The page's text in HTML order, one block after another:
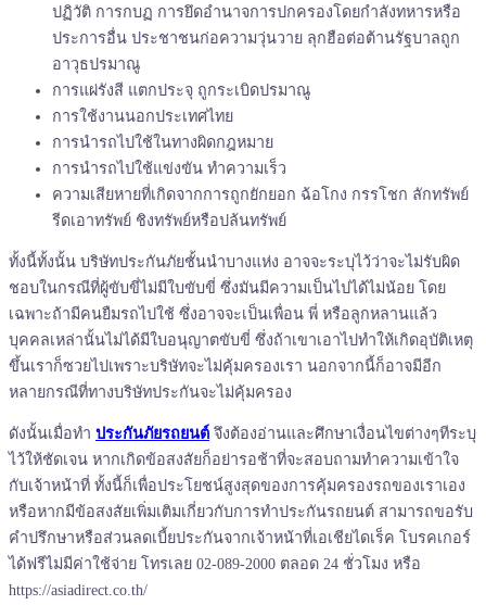
ปฏิวัติ การกบฏ การยึดอำนาจการปกครองโดยกำลังทหารหรือ
ประการอื่น ประชาชนก่อความวุ่นวาย ลุกฮือต่อต้านรัฐบาลถูก
อาวุธปรมาณู
การแผ่รังสี แตกประจุ ถูกระเบิดปรมาณู
การใช้งานนอกประเทศไทย
การนำรถไปใช้ในทางผิดกฎหมาย
การนำรถไปใช้แข่งขัน ทำความเร็ว
ความเสียหายที่เกิดจากการถูกยักยอก ฉ้อโกง กรรโชก ลักทรัพย์
รีดเอาทรัพย์ ชิงทรัพย์หรือปล้นทรัพย์
ทั้งนี้ทั้งนั้น บริษัทประกันภัยชั้นนำบางแห่ง อาจจะระบุไว้ว่าจะไม่รับผิด
ชอบในกรณีที่ผู้ขับขี่ไม่มีใบขับขี่ ซึ่งมันมีความเป็นไปได้ไม่น้อย โดย
เฉพาะถ้ามีคนยืมรถไปใช้ ซึ่งอาจจะเป็นเพื่อน พี่ หรือลูกหลานแล้ว
บุคคลเหล่านั้นไม่ได้มีใบอนุญาตขับขี่ ซึ่งถ้าเขาเอาไปทำให้เกิดอุบัติเหตุ
ขึ้นเราก็ซวยไปเพราะบริษัทจะไม่คุ้มครองเรา นอกจากนี้ก็อาจมีอีก
หลายกรณีที่ทางบริษัทประกันจะไม่คุ้มครอง
ดังนั้นเมื่อทำ ประกันภัยรถยนต์ จึงต้องอ่านและศึกษาเงื่อนไขต่างๆทีระบุ
ไว้ให้ชัดเจน หากเกิดข้อสงสัยก็อย่ารอช้าที่จะสอบถามทำความเข้าใจ
กับเจ้าหน้าที่ ทั้งนี้ก็เพื่อประโยชน์สูงสุดของการคุ้มครองรถของเราเอง
หรือหากมีข้อสงสัยเพิ่มเติมเกี่ยวกับการทำประกันรถยนต์ สามารถขอรับ
คำปรึกษาหรือส่วนลดเบี้ยประกันจากเจ้าหน้าที่เอเชียไดเร็ค โบรคเกอร์
ได้ฟรีไม่มีค่าใช้จ่าย โทรเลย 02-089-2000 ตลอด 24 ชั่วโมง หรือ
https://asiadirect.co.th/